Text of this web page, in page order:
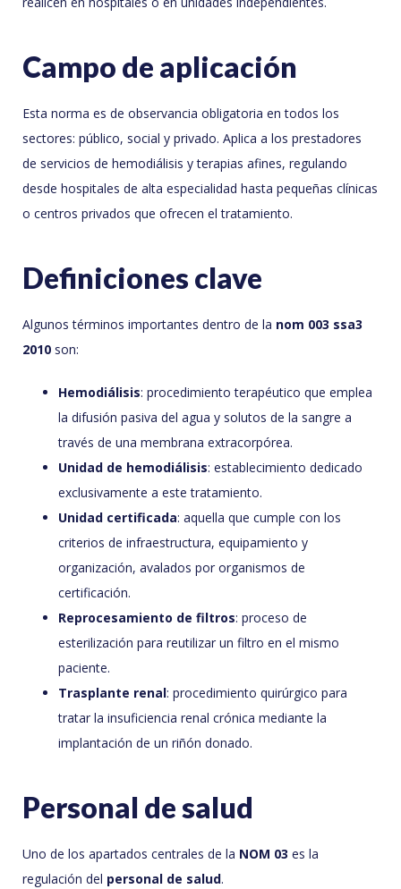
Campo de aplicación
Esta norma es de observancia obligatoria en todos los
sectores: público, social y privado. Aplica a los prestadores
de servicios de hemodiálisis y terapias afines, regulando
desde hospitales de alta especialidad hasta pequeñas clínicas
o centros privados que ofrecen el tratamiento.
Definiciones clave
Algunos términos importantes dentro de la nom 003 ssa3
2010 son:
Hemodiálisis: procedimiento terapéutico que emplea
la difusión pasiva del agua y solutos de la sangre a
través de una membrana extracorpórea.
Unidad de hemodiálisis: establecimiento dedicado
exclusivamente a este tratamiento.
Unidad certificada: aquella que cumple con los
criterios de infraestructura, equipamiento y
organización, avalados por organismos de
certificación.
Reprocesamiento de filtros: proceso de
esterilización para reutilizar un filtro en el mismo
paciente.
Trasplante renal: procedimiento quirúrgico para
tratar la insuficiencia renal crónica mediante la
implantación de un riñón donado.
Personal de salud
Uno de los apartados centrales de la NOM 03 es la
regulación del personal de salud.